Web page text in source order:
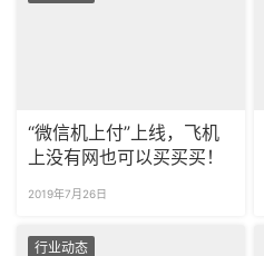
“微信机上付”上线，飞机
上没有网也可以买买买！
2019年7月26日
行业动态